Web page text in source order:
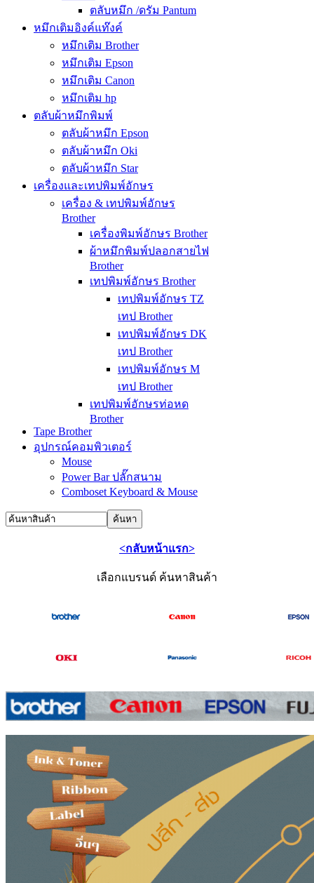
ตลับหมึก /ดรัม Pantum
หมึกเติมอิงค์แท๊งค์
หมึกเติม Brother
หมึกเติม Epson
หมึกเติม Canon
หมึกเติม hp
ตลับผ้าหมึกพิมพ์
ตลับผ้าหมึก Epson
ตลับผ้าหมึก Oki
ตลับผ้าหมึก Star
เครื่องและเทปพิมพ์อักษร
เครื่อง & เทปพิมพ์อักษร
Brother
เครื่องพิมพ์อักษร Brother
ผ้าหมึกพิมพ์ปลอกสายไฟ
Brother
เทปพิมพ์อักษร Brother
เทปพิมพ์อักษร TZ
เทป Brother
เทปพิมพ์อักษร DK
เทป Brother
เทปพิมพ์อักษร M
เทป Brother
เทปพิมพ์อักษรท่อหด
Brother
Tape Brother
อุปกรณ์คอมพิวเตอร์
Mouse
Power Bar ปลั๊กสนาม
Comboset Keyboard & Mouse
<กลับหน้าแรก>
เลือกแบรนด์ ค้นหาสินค้า